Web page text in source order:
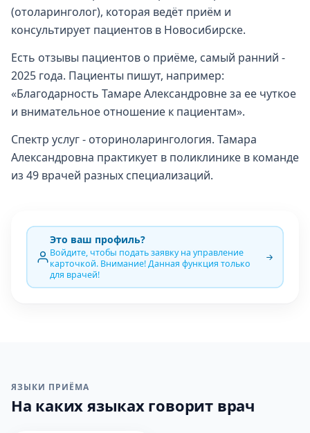
(отоларинголог), которая ведёт приём и
консультирует пациентов в Новосибирске.
Есть отзывы пациентов о приёме, самый ранний -
2025 года. Пациенты пишут, например:
«Благодарность Тамаре Александровне за ее чуткое
и внимательное отношение к пациентам».
Спектр услуг - оториноларингология. Тамара
Александровна практикует в поликлинике в команде
из 49 врачей разных специализаций.
Это ваш профиль?
Войдите, чтобы подать заявку на управление
карточкой. Внимание! Данная функция только
для врачей!
ЯЗЫКИ ПРИЁМА
На каких языках говорит врач